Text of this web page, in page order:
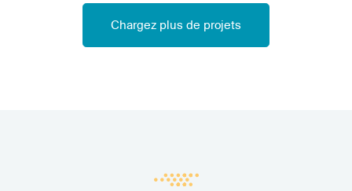
Chargez plus de projets